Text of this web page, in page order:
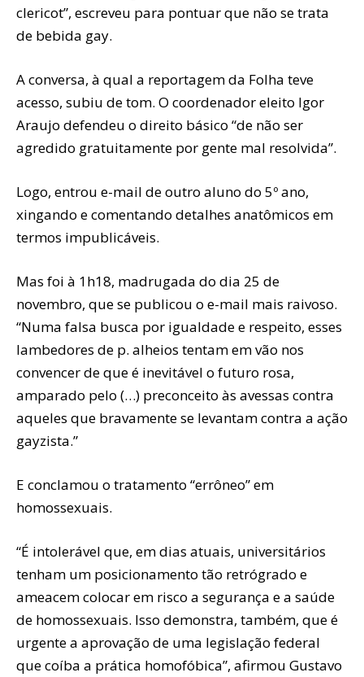
clericot”, escreveu para pontuar que não se trata
de bebida gay.
A conversa, à qual a reportagem da Folha teve
acesso, subiu de tom. O coordenador eleito Igor
Araujo defendeu o direito básico “de não ser
agredido gratuitamente por gente mal resolvida”.
Logo, entrou e-mail de outro aluno do 5º ano,
xingando e comentando detalhes anatômicos em
termos impublicáveis.
Mas foi à 1h18, madrugada do dia 25 de
novembro, que se publicou o e-mail mais raivoso.
“Numa falsa busca por igualdade e respeito, esses
lambedores de p. alheios tentam em vão nos
convencer de que é inevitável o futuro rosa,
amparado pelo (…) preconceito às avessas contra
aqueles que bravamente se levantam contra a ação
gayzista.”
E conclamou o tratamento “errôneo” em
homossexuais.
“É intolerável que, em dias atuais, universitários
tenham um posicionamento tão retrógrado e
ameacem colocar em risco a segurança e a saúde
de homossexuais. Isso demonstra, também, que é
urgente a aprovação de uma legislação federal
que coíba a prática homofóbica”, afirmou Gustavo